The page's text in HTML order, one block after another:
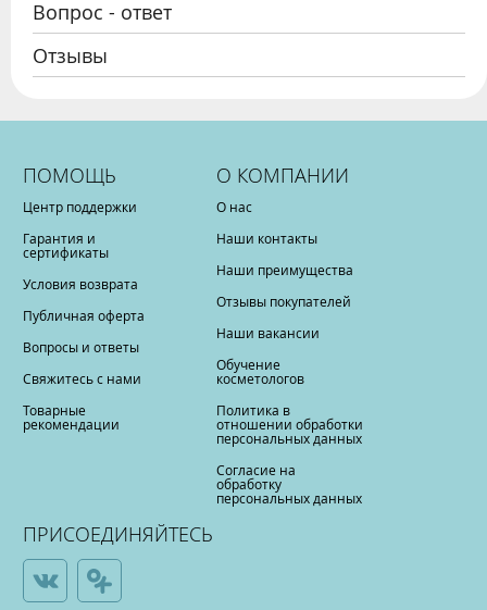
Вопрос - ответ
Отзывы
ПОМОЩЬ
Центр поддержки
Гарантия и
сертификаты
Условия возврата
Публичная оферта
Вопросы и ответы
Свяжитесь с нами
Товарные
рекомендации
О КОМПАНИИ
О нас
Наши контакты
Наши преимущества
Отзывы покупателей
Наши вакансии
Обучение
косметологов
Политика в
отношении обработки
персональных данных
Согласие на
обработку
персональных данных
ПРИСОЕДИНЯЙТЕСЬ